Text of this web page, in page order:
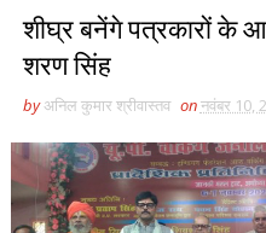
शीघ्र बनेंगे पत्रकारों के
शरण सिंह
byअनिल कुमार श्रीवास्तव onनवंबर 10,